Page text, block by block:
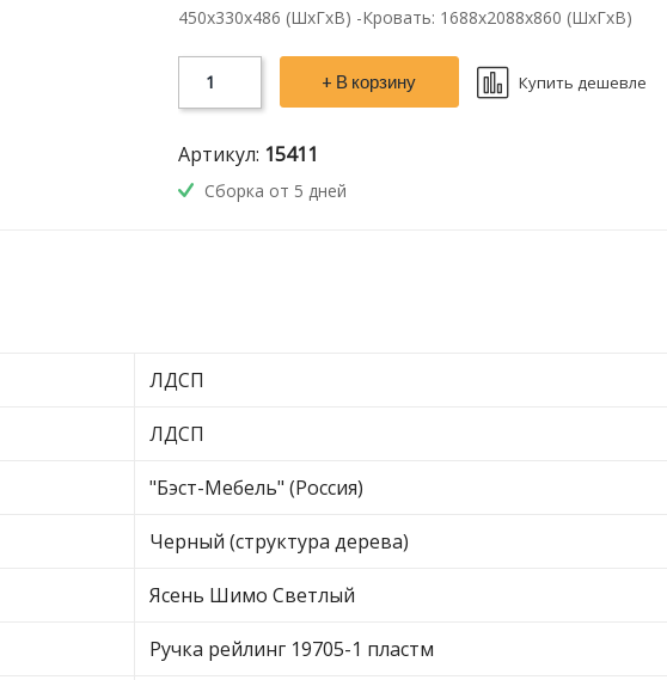
450х330х486 (ШхГхВ) -Кровать: 1688х2088х860 (ШхГхВ)
+ В корзину Купить дешевле
Артикул: 15411
Сборка от 5 дней
ЛДСП
ЛДСП
"Бэст-Мебель" (Россия)
Черный (структура дерева)
Ясень Шимо Светлый
Ручка рейлинг 19705-1 пластм